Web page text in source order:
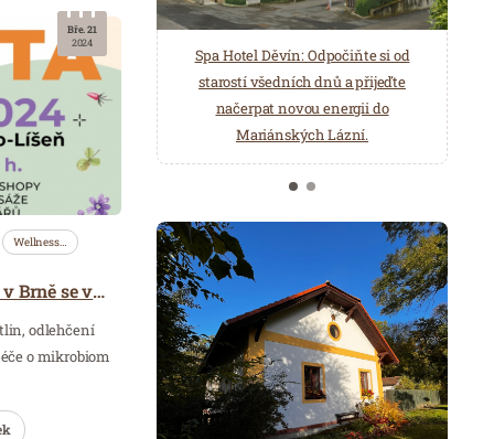
Wellness…
Jarní bylinkový festival v Brně se věnuje očistě těla i mysli
odlehčení
o mikrobiom
Bře. 21
2024
Spa Hotel Děvín: Odpočiňte si od
starostí všedních dnů a přijeďte
načerpat novou energii do
Mariánských Lázní.
Saunový ráj Holice: Odpočinek a
relaxace v oáze klidu a pohody.
Několik druhů saun a různé možnosti
ochlazení.